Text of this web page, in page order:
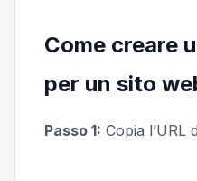
Come creare
per un sito
Passo 1: Copia l’URL